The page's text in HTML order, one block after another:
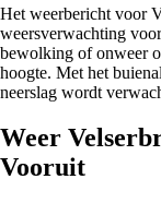
Het weerbericht voor
weersverwachting
bewolking of onweer
hoogte. Met het
neerslag wordt
Weer
Vooruit